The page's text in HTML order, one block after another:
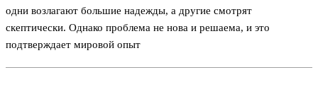
одни возлагают большие надежды, а другие смотрят
скептически. Однако проблема не нова и решаема, и это
подтверждает мировой опыт